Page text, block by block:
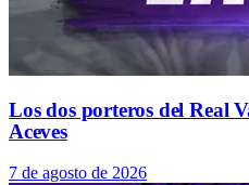
Los dos porteros del Real
Aceves
7 de agosto de 2026